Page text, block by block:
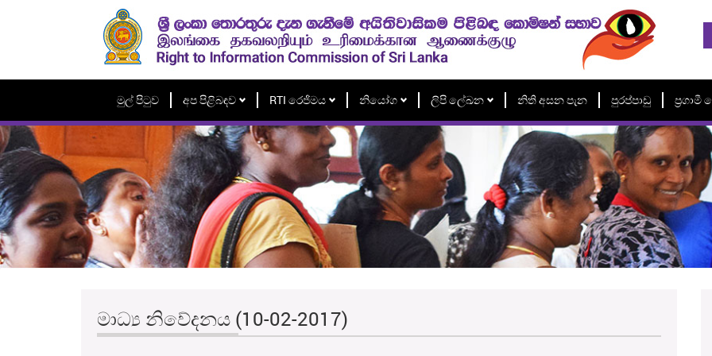
මුල් පිටුව අප පිළිබඳව RTI රෙජිමය නියෝග ලිපි ලේඛන නිති අසන පැන පුරප්පාඩු ප්‍රගාමී
මාධ්‍ය නිවේදනය (10-02-2017)